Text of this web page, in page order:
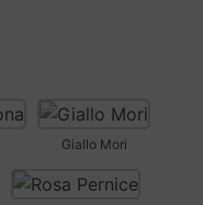
Giallo Mori